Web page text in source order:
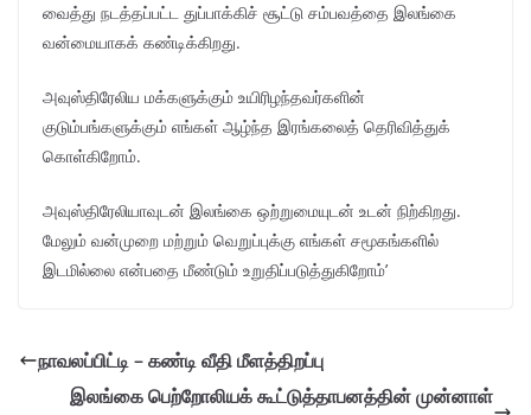
வைத்து நடத்தப்பட்ட துப்பாக்கிச் சூட்டு சம்பவத்தை இலங்கை
வன்மையாகக் கண்டிக்கிறது.
அவுஸ்திரேலிய மக்களுக்கும் உயிரிழந்தவர்களின்
குடும்பங்களுக்கும் எங்கள் ஆழ்ந்த இரங்கலைத் தெரிவித்துக்
கொள்கிறோம்.
அவுஸ்திரேலியாவுடன் இலங்கை ஒற்றுமையுடன் உடன் நிற்கிறது.
மேலும் வன்முறை மற்றும் வெறுப்புக்கு எங்கள் சமூகங்களில்
இடமில்லை என்பதை மீண்டும் உறுதிப்படுத்துகிறோம்’
நாவலப்பிட்டி – கண்டி வீதி மீளத்திறப்பு
இலங்கை பெற்றோலியக் கூட்டுத்தாபனத்தின் முன்னாள்